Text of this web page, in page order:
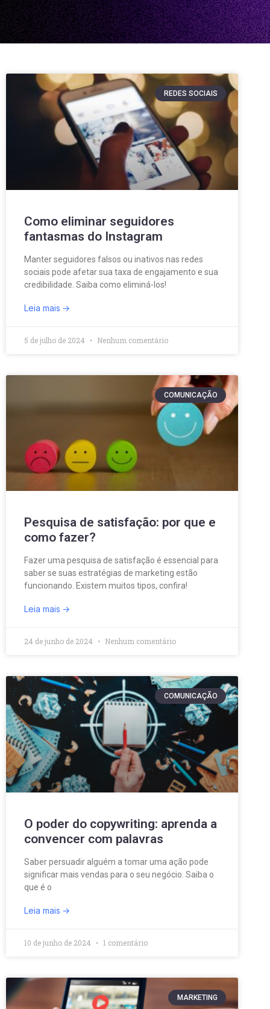
REDES SOCIAIS
Como eliminar seguidores
fantasmas do Instagram
Manter seguidores falsos ou inativos nas redes
sociais pode afetar sua taxa de engajamento e sua
credibilidade. Saiba como eliminá-los!
Leia mais
5 de julho de 2024 Nenhum comentário
COMUNICAÇÃO
Pesquisa de satisfação: por que e
como fazer?
Fazer uma pesquisa de satisfação é essencial para
saber se suas estratégias de marketing estão
funcionando. Existem muitos tipos, confira!
Leia mais
24 de junho de 2024 Nenhum comentário
COMUNICAÇÃO
O poder do copywriting: aprenda a
convencer com palavras
Saber persuadir alguém a tomar uma ação pode
significar mais vendas para o seu negócio. Saiba o
que é o
Leia mais
10 de junho de 2024 1 comentário
MARKETING